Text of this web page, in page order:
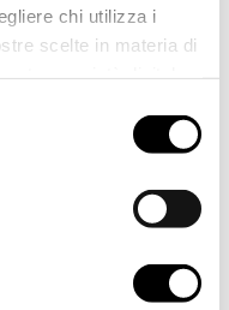
chi utilizza i
scelte in materia di
in qualsiasi
o facendo clic
tua posizione